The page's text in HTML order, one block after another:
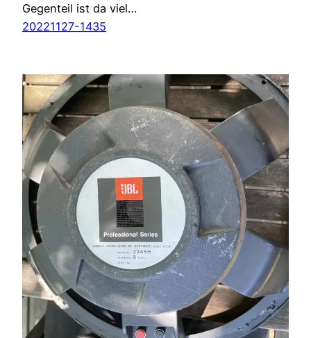
Gegenteil ist da viel…
20221127-1435